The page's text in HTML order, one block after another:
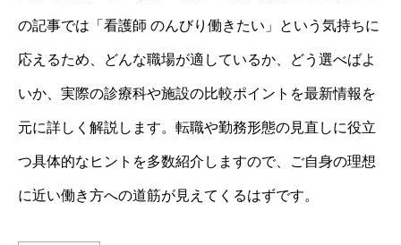
の記事では「看護師 のんびり働きたい」という気持ちに
応えるため、どんな職場が適しているか、どう選べばよ
いか、実際の診療科や施設の比較ポイントを最新情報を
元に詳しく解説します。転職や勤務形態の見直しに役立
つ具体的なヒントを多数紹介しますので、ご自身の理想
に近い働き方への道筋が見えてくるはずです。